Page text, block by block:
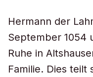
Hermann der
September 1054
Ruhe in
Familie. Dies teilt